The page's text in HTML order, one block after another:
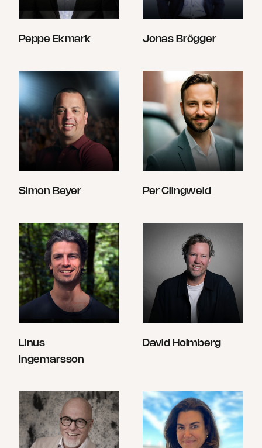
Peppe Ekmark Jonas Brögger
Simon Beyer Per Clingweld
Linus
Ingemarsson
David Holmberg